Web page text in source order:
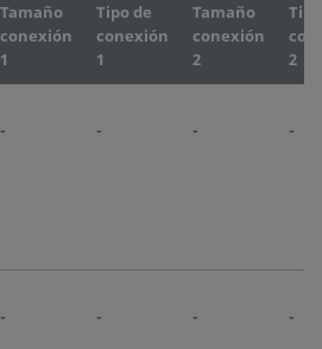
Tamaño
conexión
1
Tipo de
conexión
1
Tamaño
conexión
2
2
- - - -
- - - -